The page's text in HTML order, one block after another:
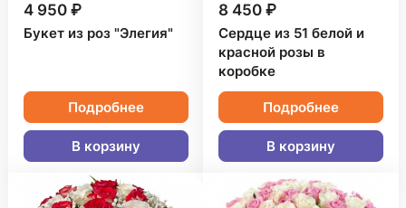
4 950 ₽
Букет из роз "Элегия"
Подробнее
В корзину
8 450 ₽
Сердце из 51 белой и
красной розы в
коробке
Подробнее
В корзину